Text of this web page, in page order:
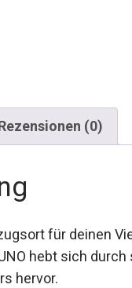
(0)
für deinen
hebt sich
hervor.